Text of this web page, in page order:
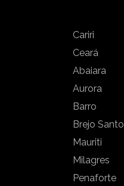
Cariri
Ceará
Abaiara
Aurora
Barro
Brejo Santo
Mauriti
Milagres
Penaforte